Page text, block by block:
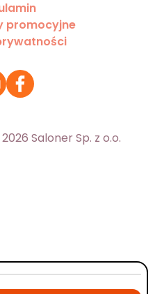
promocyjne
Saloner Sp. z o.o.